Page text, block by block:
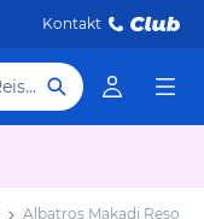
Kontakt
Hotel, Reiseziel
Albatros Makadi Resort